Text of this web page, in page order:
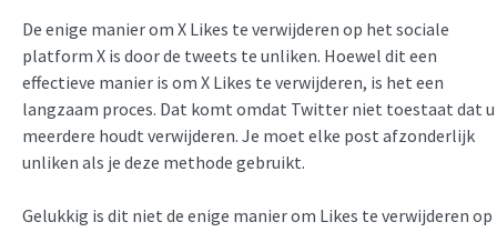
De enige manier om X Likes te verwijderen op het sociale
platform X is door de tweets te unliken. Hoewel dit een
effectieve manier is om X Likes te verwijderen, is het een
langzaam proces. Dat komt omdat Twitter niet toestaat dat u
meerdere houdt verwijderen. Je moet elke post afzonderlijk
unliken als je deze methode gebruikt.
Gelukkig is dit niet de enige manier om Likes te verwijderen op